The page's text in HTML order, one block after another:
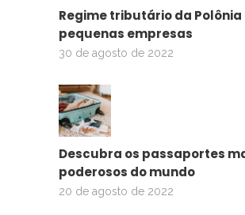
Regime tributário da
pequenas empresas
30 de agosto de 2022
Descubra os passaportes
poderosos do mundo
20 de agosto de 2022